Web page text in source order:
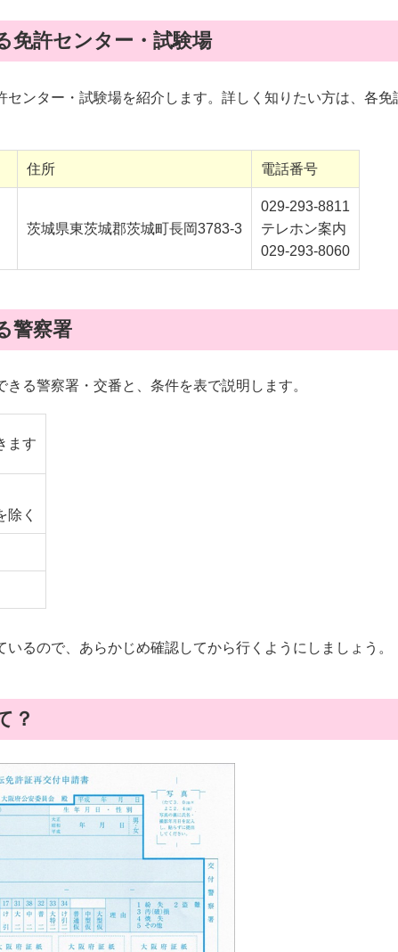
免許センター・試験場
ンター・試験場を紹介します。詳しく知りたい方は、各免
住所 電話番号
茨城県東茨城郡茨城町長岡3783-3
029-293-8811
テレホン案内
029-293-8060
警察署
る警察署・交番と、条件を表で説明します。
ます
く
るので、あらかじめ確認してから行くようにしましょう。
？